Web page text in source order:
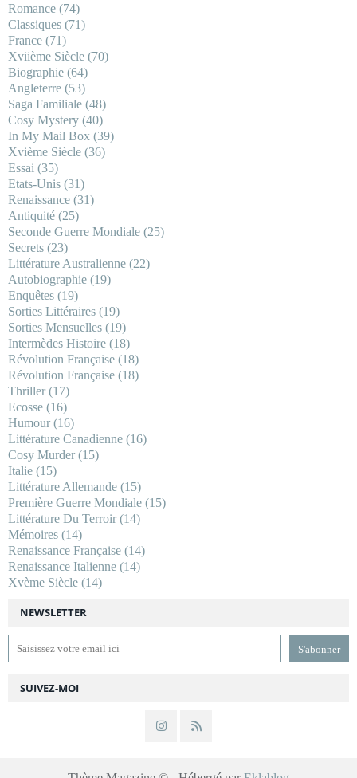
NEWSLETTER
SUIVEZ-MOI
Romance (74)
Classiques (71)
France (71)
Xviième Siècle (70)
Biographie (64)
Angleterre (53)
Saga Familiale (48)
Cosy Mystery (40)
In My Mail Box (39)
Xvième Siècle (36)
Essai (35)
Etats-Unis (31)
Renaissance (31)
Antiquité (25)
Seconde Guerre Mondiale (25)
Secrets (23)
Littérature Australienne (22)
Autobiographie (19)
Enquêtes (19)
Sorties Littéraires (19)
Sorties Mensuelles (19)
Intermèdes Histoire (18)
Révolution Française (18)
Révolution Française (18)
Thriller(17)
Ecosse (16)
Humour(16)
Littérature Canadienne (16)
Cosy Murder(15)
Italie (15)
Littérature Allemande (15)
Première Guerre Mondiale (15)
Littérature Du Terroir(14)
Mémoires (14)
Renaissance Française (14)
Renaissance Italienne (14)
Xvème Siècle (14)